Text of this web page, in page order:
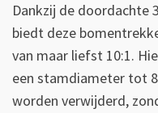
Dankzij de
biedt deze
van maar liefst 10:1.
een stamdiameter tot
worden verwijderd,